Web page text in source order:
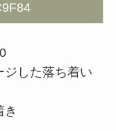
ジした落ち着い
き